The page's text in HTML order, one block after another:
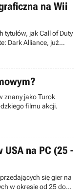
na Wii
jak Call of Duty
Dark Alliance, już
się
znany jako Turok
filmu akcji.
na PC (25 -
w okresie od 25 do